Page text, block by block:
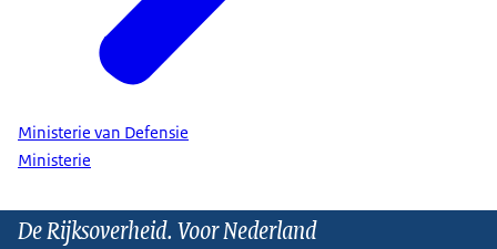
Ministerie van Defensie
Ministerie
De Rijksoverheid. Voor Nederland